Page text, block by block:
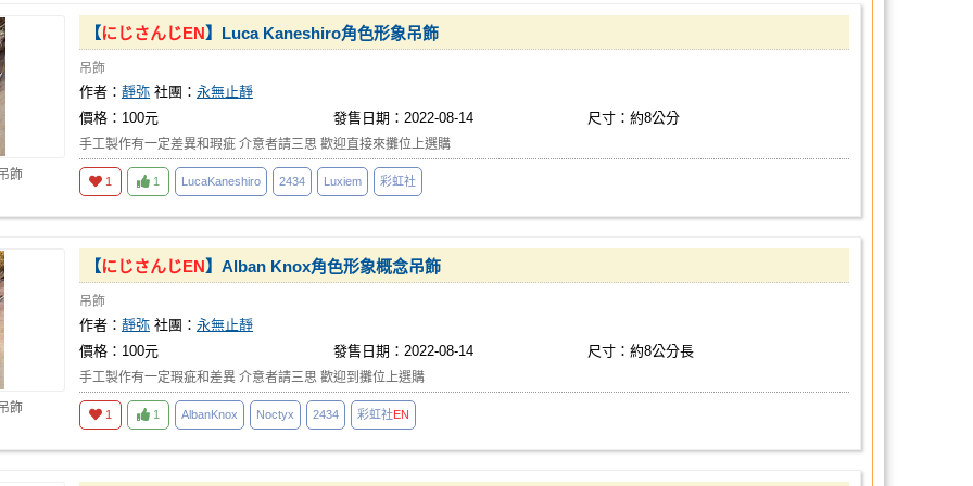
飾
【にじさんじEN】Luca Kaneshiro角色形象吊飾
吊飾
作者： 靜弥 社團： 永無止靜
價格：100元
發售日期：2022-08-14 尺寸：約8公分
手工製作有一定差異和瑕疵 介意者請三思 歡迎直接來攤位上選購
1 1 LucaKaneshiro 2434 Luxiem 彩虹社
飾
【にじさんじEN】Alban Knox角色形象概念吊飾
吊飾
作者： 靜弥 社團： 永無止靜
價格：100元
發售日期：2022-08-14 尺寸：約8公分長
手工製作有一定瑕疵和差異 介意者請三思 歡迎到攤位上選購
1 1 AlbanKnox Noctyx 2434 彩虹社EN